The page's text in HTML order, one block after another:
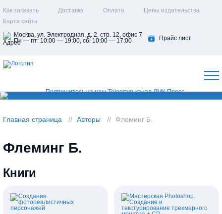
Как заказать Доставка Оплата
Цены издательства
Карта сайта
Москва, ул. Электродная, д. 2, стр. 12, офис 7
Пн — пт: 10:00 — 19:00, сб: 10:00 — 17:00
Прайс лист
Главная страница Авторы Флеминг Б.
Флеминг Б.
Книги